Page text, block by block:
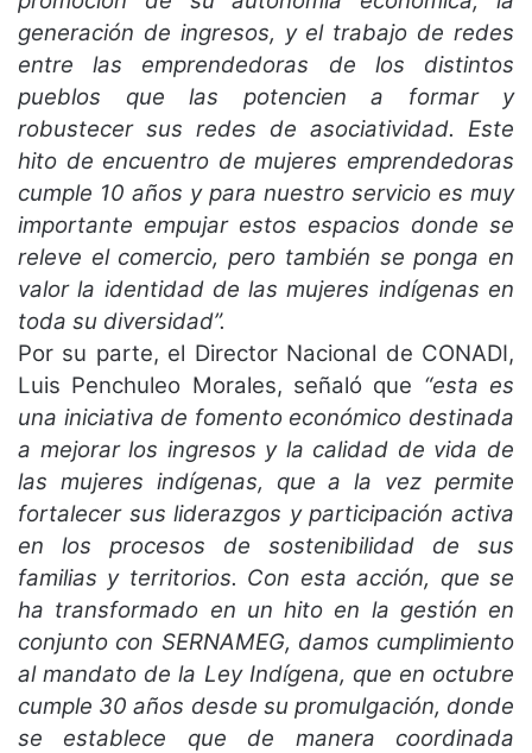
generación de ingresos, y el trabajo de redes
entre las emprendedoras de los distintos
pueblos que las potencien a formar y
robustecer sus redes de asociatividad. Este
hito de encuentro de mujeres emprendedoras
cumple 10 años y para nuestro servicio es muy
importante empujar estos espacios donde se
releve el comercio, pero también se ponga en
valor la identidad de las mujeres indígenas en
toda su diversidad”.
Por su parte, el Director Nacional de CONADI,
Luis Penchuleo Morales, señaló que “esta es
una iniciativa de fomento económico destinada
a mejorar los ingresos y la calidad de vida de
las mujeres indígenas, que a la vez permite
fortalecer sus liderazgos y participación activa
en los procesos de sostenibilidad de sus
familias y territorios. Con esta acción, que se
ha transformado en un hito en la gestión en
conjunto con SERNAMEG, damos cumplimiento
al mandato de la Ley Indígena, que en octubre
cumple 30 años desde su promulgación, donde
se establece que de manera coordinada